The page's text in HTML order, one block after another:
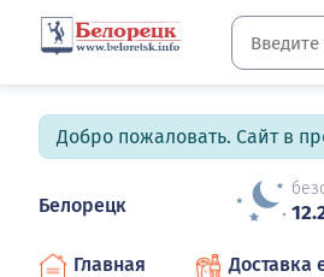
Добро пожаловать. Сайт в
Белорецк
Главная Доставка